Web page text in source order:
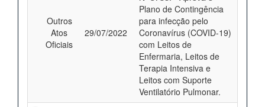
Outros
Atos
Oficiais
29/07/2022
Plano de Contingência
para infecção pelo
Coronavírus (COVID-19)
com Leitos de
Enfermaria, Leitos de
Terapia Intensiva e
Leitos com Suporte
Ventilatório Pulmonar.